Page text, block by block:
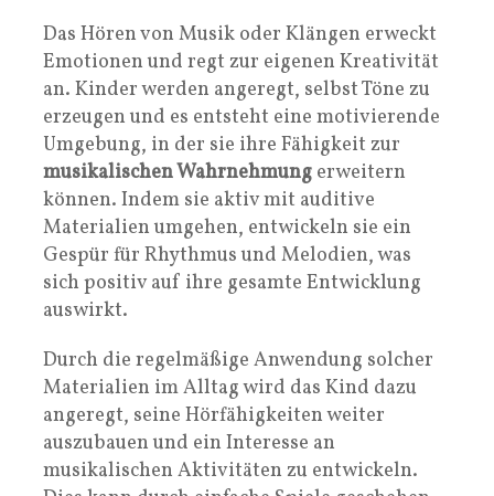
Das Hören von Musik oder Klängen erweckt
Emotionen und regt zur eigenen Kreativität
an. Kinder werden angeregt, selbst Töne zu
erzeugen und es entsteht eine motivierende
Umgebung, in der sie ihre Fähigkeit zur
musikalischen Wahrnehmung erweitern
können. Indem sie aktiv mit auditive
Materialien umgehen, entwickeln sie ein
Gespür für Rhythmus und Melodien, was
sich positiv auf ihre gesamte Entwicklung
auswirkt.
Durch die regelmäßige Anwendung solcher
Materialien im Alltag wird das Kind dazu
angeregt, seine Hörfähigkeiten weiter
auszubauen und ein Interesse an
musikalischen Aktivitäten zu entwickeln.